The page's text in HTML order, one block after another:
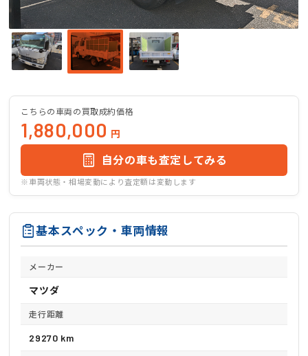
こちらの車両の買取成約価格
1,880,000 円
自分の車も査定してみる
※車両状態・相場変動により査定額は変動します
基本スペック・車両情報
メーカー
マツダ
走行距離
29270 km